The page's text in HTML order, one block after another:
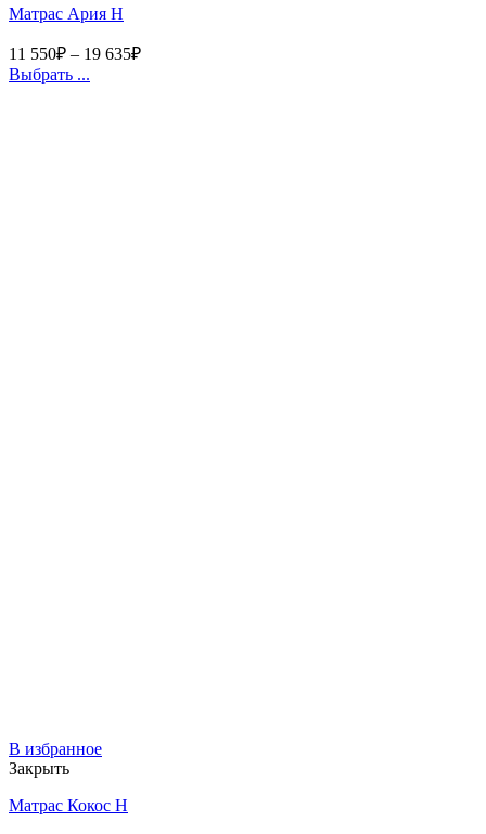
Матрас Ария Н
11 550₽ – 19 635₽
Выбрать ...
В избранное
Закрыть
Матрас Кокос Н